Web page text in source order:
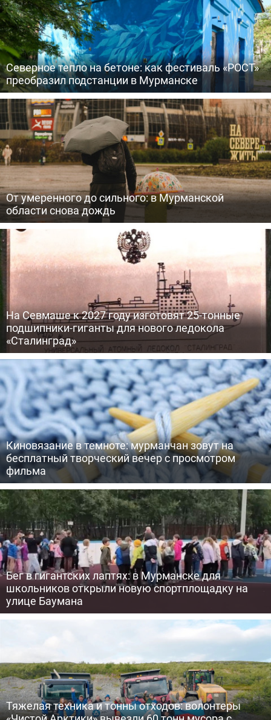
Северное тепло на бетоне: как фестиваль «РОСТ»
преобразил подстанции в Мурманске
От умеренного до сильного: в Мурманской
области снова дождь
На Севмаше к 2027 году изготовят 25-тонные
подшипники-гиганты для нового ледокола
«Сталинград»
Киновязание в темноте: мурманчан зовут на
бесплатный творческий вечер с просмотром
фильма
Бег в гигантских лаптях: в Мурманске для
школьников открыли новую спортплощадку на
улице Баумана
Тяжелая техника и тонны отходов: волонтеры